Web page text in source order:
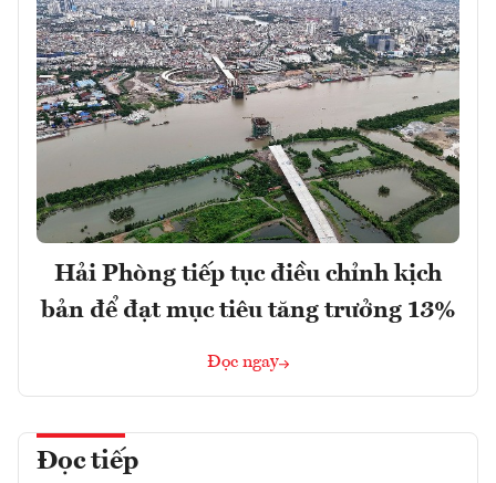
Hải Phòng tiếp tục điều chỉnh kịch
bản để đạt mục tiêu tăng trưởng 13%
Đọc ngay
Đọc tiếp